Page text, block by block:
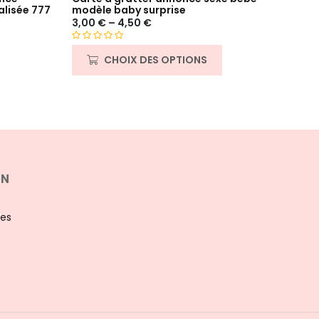
777
modèle baby surprise
3,00 €– 4,50 €
t
CHOIX DES OPTIONS